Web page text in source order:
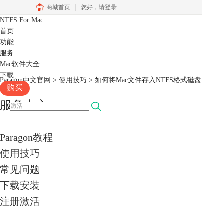
商城首页 您好， 请登录
NTFS For Mac
首页
功能
服务
Mac软件大全
下载
购买
Paragon中文官网 > 使用技巧 > 如何将Mac文件存入NTFS格式磁盘
服务中心
Paragon教程
使用技巧
常见问题
下载安装
注册激活